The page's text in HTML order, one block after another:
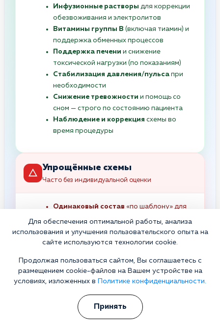
Инфузионные растворы для коррекции
обезвоживания и электролитов
Витамины группы B (включая тиамин) и
поддержка обменных процессов
Поддержка печени и снижение
токсической нагрузки (по показаниям)
Стабилизация давления/пульса при
необходимости
Снижение тревожности и помощь со
сном — строго по состоянию пациента
Наблюдение и коррекция схемы во
время процедуры
Упрощённые схемы
Часто без индивидуальной оценки
Одинаковый состав «по шаблону» для
Минимальная коррекция
обезвоживания без электролитного
Без учётахронических заболеваний и
рисков
Без корректировкитерапии по
состоянию во время процедуры
Фокус на “сделать капельницу”
клиническую картину
Для обеспечения оптимальной работы, анализа
использования и улучшения пользовательского опыта на
сайте используются технологии cookie.
Продолжая пользоваться сайтом, Вы соглашаетесь с
размещением cookie-файлов на Вашем устройстве на
условиях, изложенных в
Политике конфиденциальности.
Принять